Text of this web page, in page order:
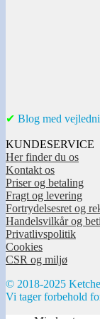
✔ Blog med
KUNDESERVICE
Her finder du os
Kontakt os
Priser og betaling
Fragt og levering
Fortrydelsesret og
Handelsvilkår og
Privatlivspolitik
Cookies
CSR og miljø
© 2018-2025
Vi tager forbehold